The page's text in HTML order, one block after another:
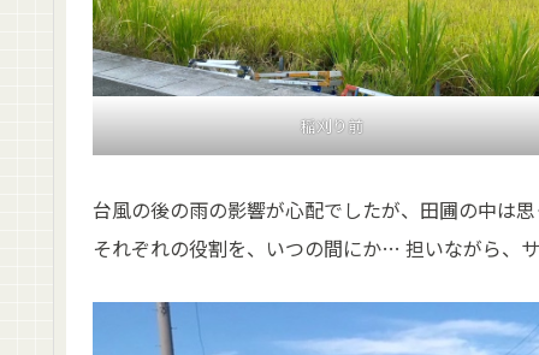
稲刈り前
台風の後の雨の影響が心配でしたが、田圃の中は
それぞれの役割を、いつの間にか… 担いながら、